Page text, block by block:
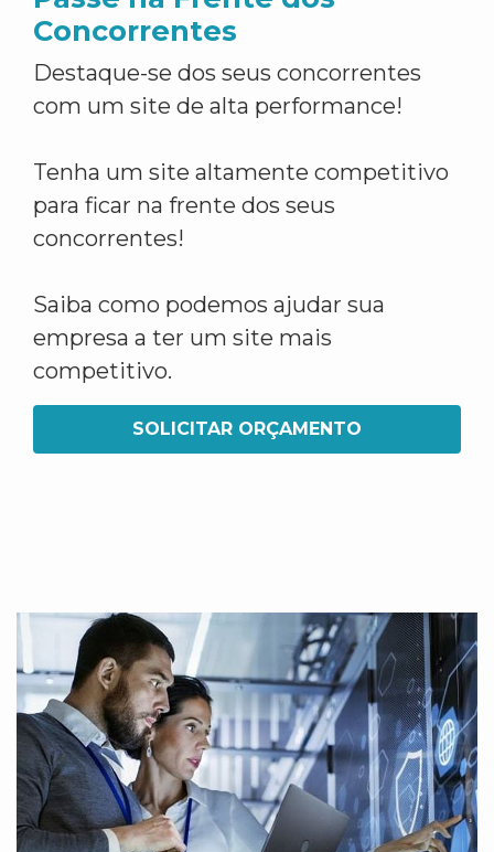
Concorrentes
Destaque-se dos seus concorrentes
com um site de alta performance!
Tenha um site altamente competitivo
para ficar na frente dos seus
concorrentes!
Saiba como podemos ajudar sua
empresa a ter um site mais
competitivo.
SOLICITAR ORÇAMENTO